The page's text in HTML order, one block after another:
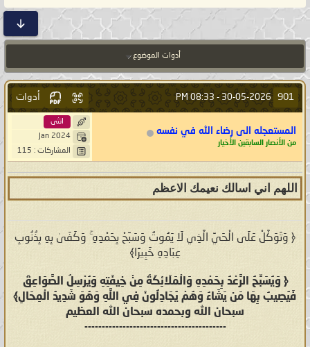
أدوات الموضوع
901
30-05-2026 -
08:33 PM أدوات
المستعجله الى رضاء الله في نفسه
من الأنصار السابقين الأخيار
انثى
Jan 2024
المشاركات : 115
اللهم اني اسالك نعيمك الاعظم
﴿ وَتَوَكَّلْ عَلَى الْحَيِّ الَّذِي لَا يَمُوتُ وَسَبِّحْ بِحَمْدِهِ ۚ وَكَفَىٰ بِهِ بِذُنُوبِ
عِبَادِهِ خَبِيرًا﴾
﴿ وَيُسَبِّحُ الرَّعْدُ بِحَمْدِهِ وَالْمَلَائِكَةُ مِنْ خِيفَتِهِ وَيُرْسِلُ الصَّوَاعِقَ
فَيُصِيبُ بِهَا مَن يَشَاءُ وَهُمْ يُجَادِلُونَ فِي اللَّهِ وَهُوَ شَدِيدُ الْمِحَالِ﴾
سبحان الله وبحمده سبحان الله العظيم
-----------------------------------------